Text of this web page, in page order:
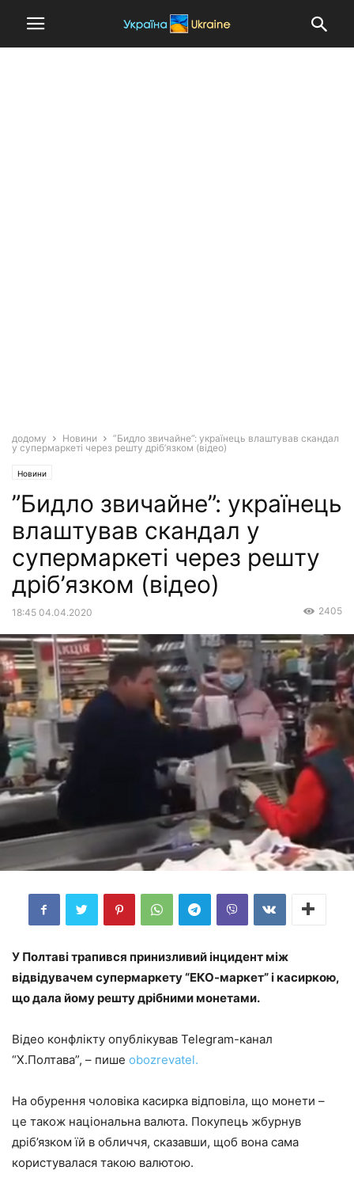
додому Новини
”Бидло звичайне”: українець влаштував скандал
у супермаркеті через решту дріб’язком (відео)
Новини
”Бидло звичайне”: українець
влаштував скандал у
супермаркеті через решту
дріб’язком (відео)
18:45 04.04.2020 2405
У Полтаві трапився принизливий інцидент між
відвідувачем супермаркету “ЕКО-маркет” і касиркою,
що дала йому решту дрібними монетами.
Відео конфлікту опублікував Telegram-канал
“Х.Полтава”, – пише obozrevatel.
На обурення чоловіка касирка відповіла, що монети –
це також національна валюта. Покупець жбурнув
дріб’язком їй в обличчя, сказавши, щоб вона сама
користувалася такою валютою.